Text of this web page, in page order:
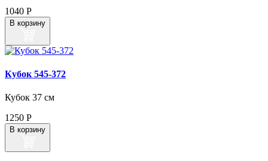
1040 Р
В корзину
Кубок 545‑372
Кубок 37 см
1250 Р
В корзину